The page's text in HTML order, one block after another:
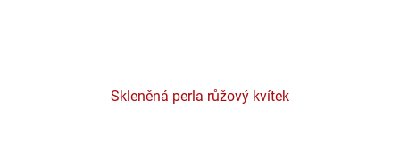
Skleněná perla růžový kvítek